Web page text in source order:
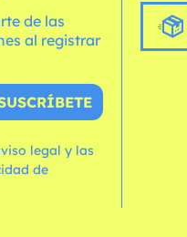
de las
al registrar
legal y las